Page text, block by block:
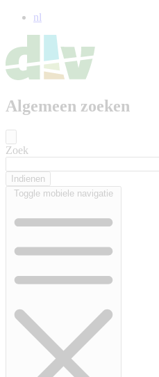
nl
Algemeen zoeken
Zoek
Toggle mobiele navigatie